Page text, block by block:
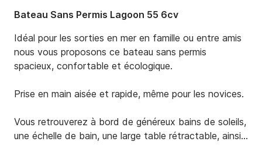
Bateau Sans Permis Lagoon 55 6cv
Idéal pour les sorties en mer en famille ou entre amis
nous vous proposons ce bateau sans permis
spacieux, confortable et écologique.
Prise en main aisée et rapide, même pour les novices.
Vous retrouverez à bord de généreux bains de soleils,
une échelle de bain, une large table rétractable, ainsi